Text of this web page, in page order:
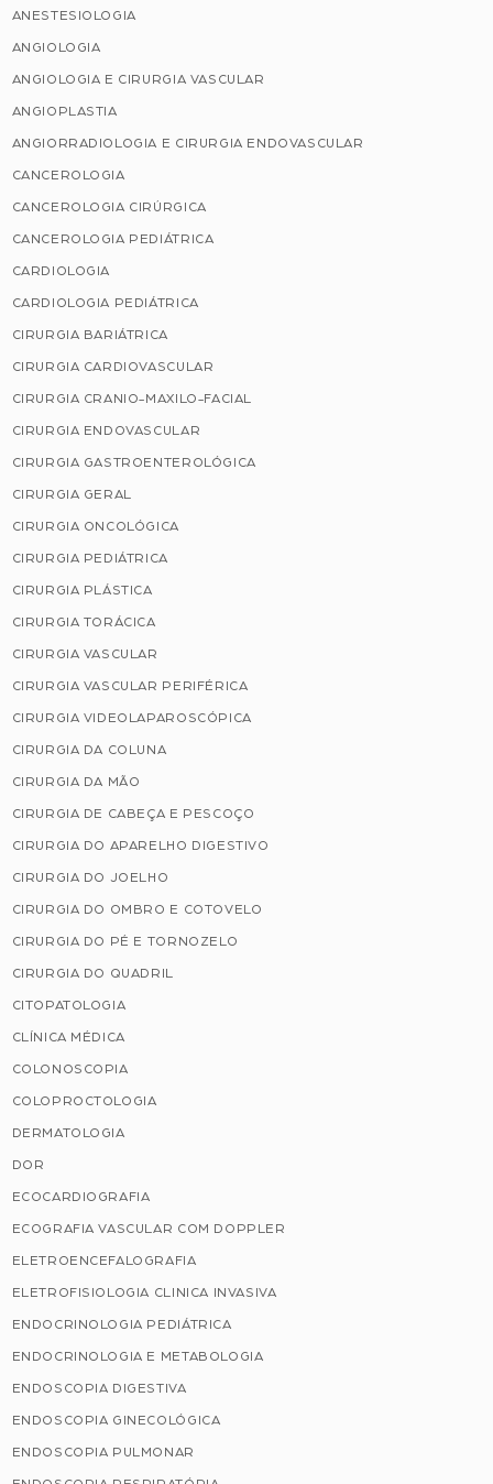
ANESTESIOLOGIA
ANGIOLOGIA
ANGIOLOGIA E CIRURGIA VASCULAR
ANGIOPLASTIA
ANGIORRADIOLOGIA E CIRURGIA ENDOVASCULAR
CANCEROLOGIA
CANCEROLOGIA CIRÚRGICA
CANCEROLOGIA PEDIÁTRICA
CARDIOLOGIA
CARDIOLOGIA PEDIÁTRICA
CIRURGIA BARIÁTRICA
CIRURGIA CARDIOVASCULAR
CIRURGIA CRANIO-MAXILO-FACIAL
CIRURGIA ENDOVASCULAR
CIRURGIA GASTROENTEROLÓGICA
CIRURGIA GERAL
CIRURGIA ONCOLÓGICA
CIRURGIA PEDIÁTRICA
CIRURGIA PLÁSTICA
CIRURGIA TORÁCICA
CIRURGIA VASCULAR
CIRURGIA VASCULAR PERIFÉRICA
CIRURGIA VIDEOLAPAROSCÓPICA
CIRURGIA DA COLUNA
CIRURGIA DA MÃO
CIRURGIA DE CABEÇA E PESCOÇO
CIRURGIA DO APARELHO DIGESTIVO
CIRURGIA DO JOELHO
CIRURGIA DO OMBRO E COTOVELO
CIRURGIA DO PÉ E TORNOZELO
CIRURGIA DO QUADRIL
CITOPATOLOGIA
CLÍNICA MÉDICA
COLONOSCOPIA
COLOPROCTOLOGIA
DERMATOLOGIA
DOR
ECOCARDIOGRAFIA
ECOGRAFIA VASCULAR COM DOPPLER
ELETROENCEFALOGRAFIA
ELETROFISIOLOGIA CLINICA INVASIVA
ENDOCRINOLOGIA PEDIÁTRICA
ENDOCRINOLOGIA E METABOLOGIA
ENDOSCOPIA DIGESTIVA
ENDOSCOPIA GINECOLÓGICA
ENDOSCOPIA PULMONAR